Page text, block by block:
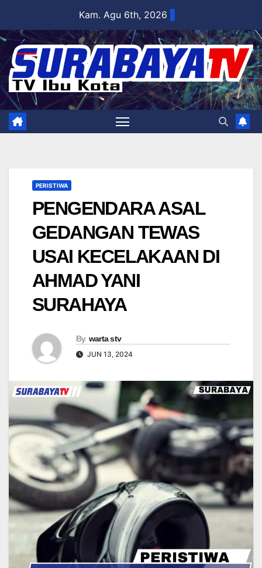
content
Kam. Agu 6th, 2026
PERISTIWA
PENGENDARA ASAL
GEDANGAN TEWAS
USAI KECELAKAAN DI
AHMAD YANI
SURAHAYA
By warta stv
JUN 13, 2024